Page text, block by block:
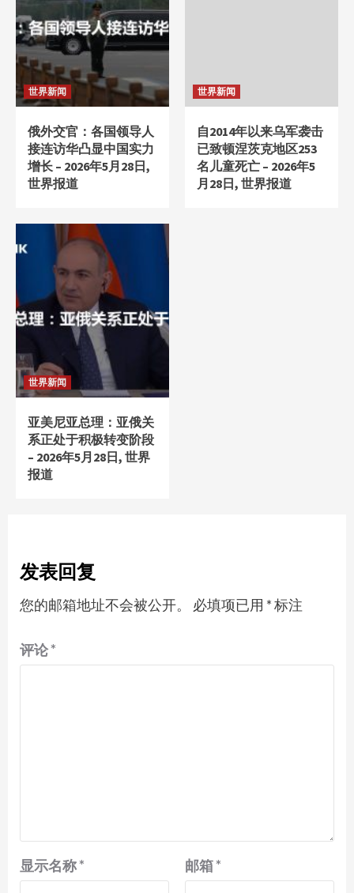
世界新闻
俄外交官：各国领导人
接连访华凸显中国实力
增长 – 2026年5月28日,
世界报道
世界新闻
自2014年以来乌军袭击
已致顿涅茨克地区253
名儿童死亡 – 2026年5
月28日, 世界报道
世界新闻
亚美尼亚总理：亚俄关
系正处于积极转变阶段
– 2026年5月28日, 世界
报道
发表回复
您的邮箱地址不会被公开。 必填项已用 *标注
评论*
显示名称* 邮箱*